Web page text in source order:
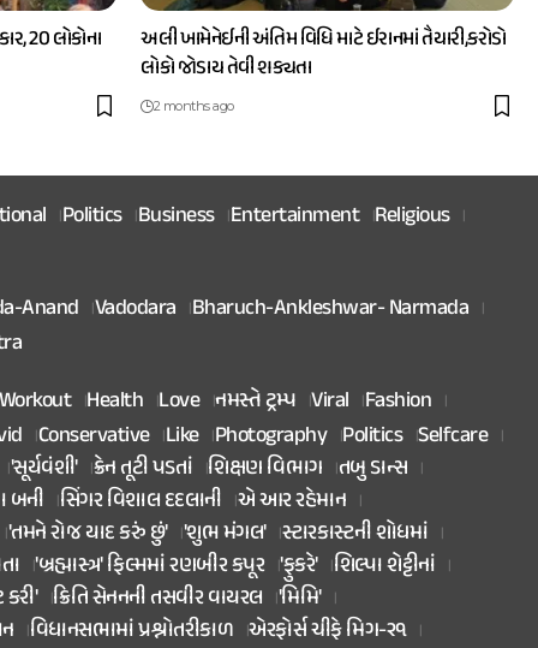
20 લોકોના
અલી ખામેનેઈની અંતિમ વિધિ માટે ઈરાનમાં તૈયારી,કરોડો
લોકો જોડાય તેવી શક્યતા
2 months ago
Politics Business Entertainment Religious
Anand Vadodara Bharuch-Ankleshwar- Narmada
Health Love નમસ્તે ટ્રમ્પ Viral Fashion
Conservative Like Photography Politics Selfcare
'સૂર્યવંશી' ક્રેન તૂટી પડતાં શિક્ષણ વિભાગ તબુ ડાન્સ
બની સિંગર વિશાલ દદલાની એ આર રહેમાન
'તમને રોજ યાદ કરું છું' 'શુભ મંગલ' સ્ટારકાસ્ટની શોધમાં
'બ્રહ્માસ્ત્ર' ફિલ્મમાં રણબીર કપૂર 'ફુકરે' શિલ્પા શેટ્ટીનાં
ક્રિતિ સેનનની તસવીર વાયરલ 'મિમિ'
વિધાનસભામાં પ્રશ્નોતરીકાળ એરફોર્સ ચીફે મિગ-૨૧